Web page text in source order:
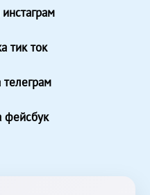
тик ток
телеграм
фейсбук